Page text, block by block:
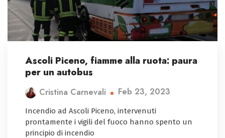
Ascoli Piceno, fiamme alla ruota: paura
per un autobus
Cristina Carnevali Feb 23, 2023
Incendio ad Ascoli Piceno, intervenuti
prontamente i vigili del fuoco hanno spento un
principio di incendio